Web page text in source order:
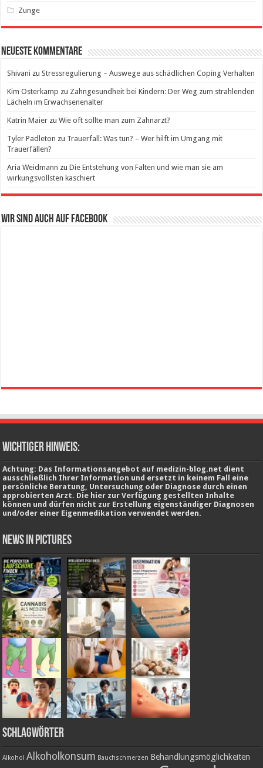
Zunge
Neueste Kommentare
Shivani zuStressregulierung – Auswege aus schädlichen Coping Verhalten
Kim Osterkamp zu Zahngesundheit bei Kindern: Der Weg zum strahlenden
Lächeln im Erwachsenenalter
Katrin Maier zuWie oft sollte man zum Zahnarzt?
Tyler Padleton zu Trauerfall: Was tun? – Wer hilft im Umgang mit
Trauerfällen?
Aria Weidmann zuDie Entstehung von Falten und wie man sie am
wirkungsvollsten kaschiert
Wir sind auch auf Facebook
wichtiger Hinweis:
Achtung: Das Informationsangebot auf medizin-blog.net dient
ausschließlich Ihrer Information und ersetzt in keinem Fall eine
persönliche Beratung, Untersuchung oder Diagnose durch einen
approbierten Arzt. Die hier zur Verfügung gestellten Inhalte
können und dürfen nicht zur Erstellung eigenständiger Diagnosen
und/oder einer Eigenmedikation verwendet werden.
News in Pictures
Schlagwörter
Alkohol Alkoholkonsum Bauchschmerzen Behandlungsmöglichkeiten